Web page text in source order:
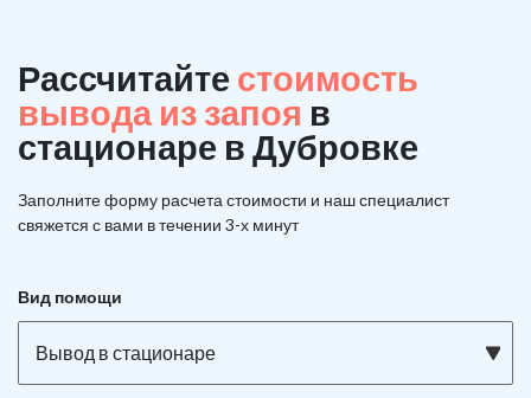
Рассчитайте стоимость
вывода из запоя в
стационаре в Дубровке
Заполните форму расчета стоимости и нашспециалист
свяжется с вами в течении 3-х минут
Вид помощи
Вывод в стационаре